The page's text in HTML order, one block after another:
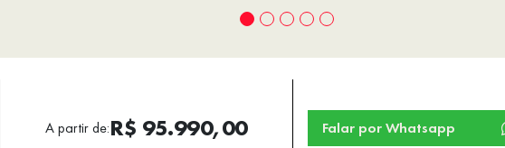
A partir de:R$ 95.990,00 Falar por Whatsapp